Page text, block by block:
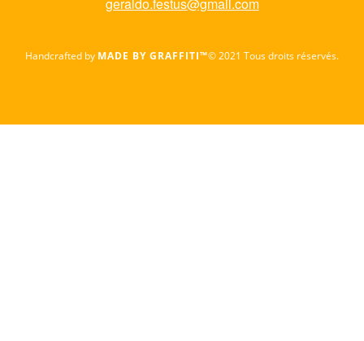
Handcrafted by MADE BY GRAFFITI™© 2021 Tous droits réservés.